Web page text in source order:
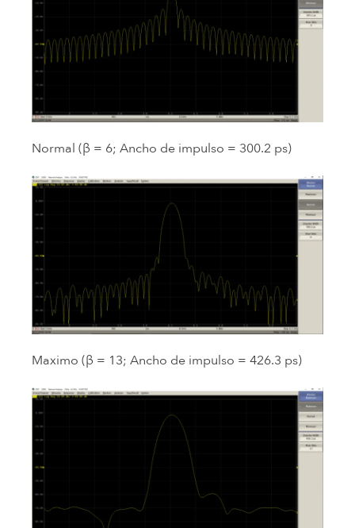
Normal (β = 6; Ancho de impulso = 300.2 ps)
Maximo (β = 13; Ancho de impulso = 426.3 ps)